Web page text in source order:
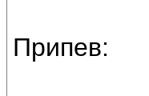
Припев: